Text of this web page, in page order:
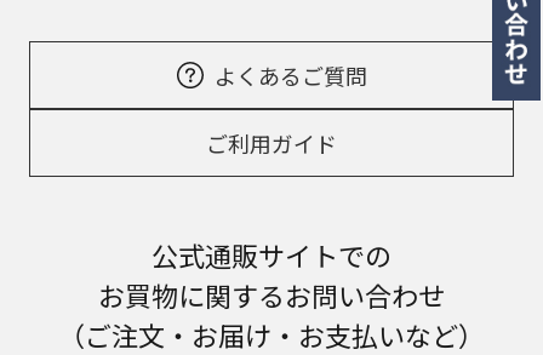
よくあるご質問
ご利用ガイド
公式通販サイトでの
お買物に関するお問い合わせ
（ご注文・お届け・お支払いなど）